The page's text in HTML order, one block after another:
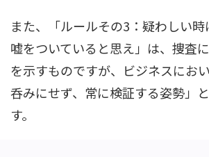
また、「ルールその3：疑わしい
嘘をついていると思え」は、捜査
を示すものですが、ビジネスにお
呑みにせず、常に検証する姿勢」
す。